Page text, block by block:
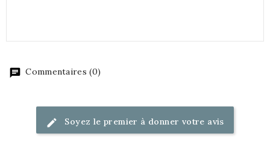
Commentaires (0)
Soyez le premier à donner votre avis